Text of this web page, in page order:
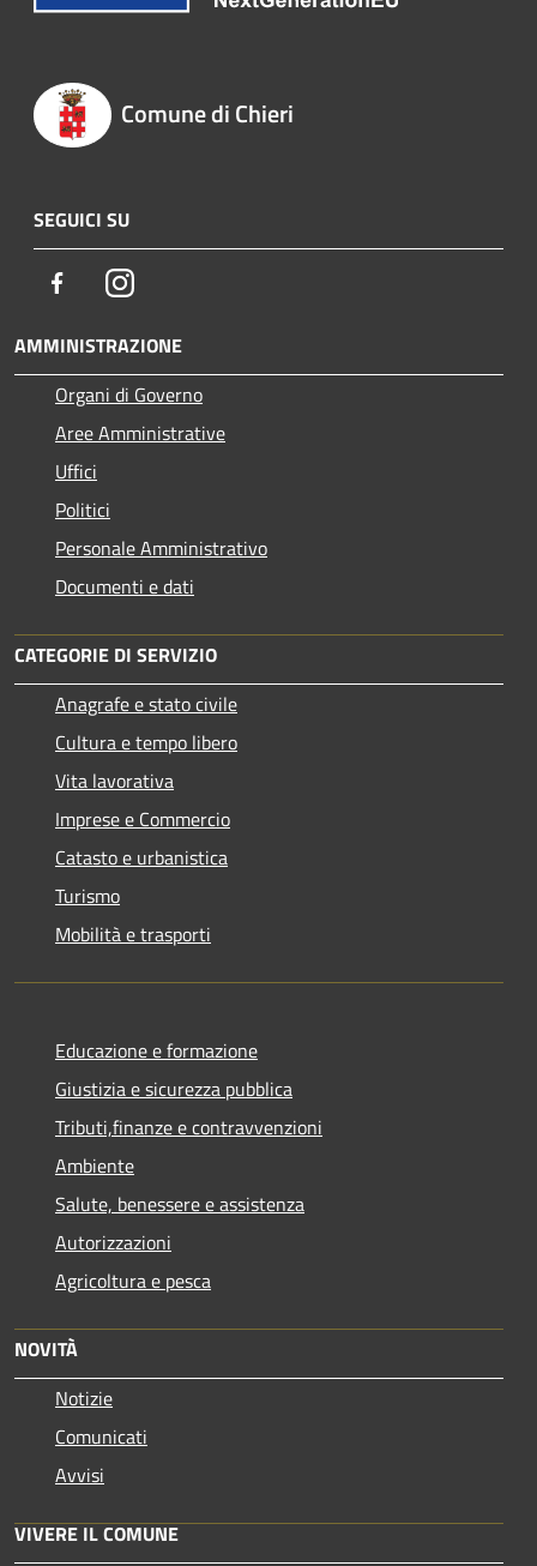
Comune di Chieri
SEGUICI SU
FacebookInstagram
AMMINISTRAZIONE
Organi di Governo
Aree Amministrative
Uffici
Politici
Personale Amministrativo
Documenti e dati
CATEGORIE DI SERVIZIO
Anagrafe e stato civile
Cultura e tempo libero
Vita lavorativa
Imprese e Commercio
Catasto e urbanistica
Turismo
Mobilità e trasporti
Educazione e formazione
Giustizia e sicurezza pubblica
Tributi,finanze e contravvenzioni
Ambiente
Salute, benessere e assistenza
Autorizzazioni
Agricoltura e pesca
NOVITÀ
Notizie
Comunicati
Avvisi
VIVERE IL COMUNE